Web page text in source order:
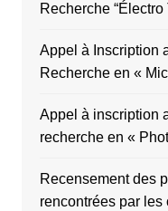
Recherche “Électro
Appel à Inscription
Recherche en «
Appel à inscription
recherche en «
Recensement des
rencontrées par les